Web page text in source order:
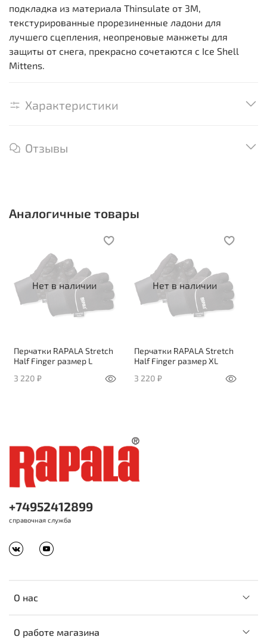
подкладка из материала Thinsulate от 3M,
текстурированные прорезиненные ладони для
лучшего сцепления, неопреновые манжеты для
защиты от снега, прекрасно сочетаются с Ice Shell
Mittens.
Характеристики
Отзывы
Аналогичные товары
Нет в наличии
Перчатки RAPALA Stretch
Half Finger размер L
3 220 ₽
Нет в наличии
Перчатки RAPALA Stretch
Half Finger размер XL
3 220 ₽
О нас
О работе магазина
+74952412899
справочная служба